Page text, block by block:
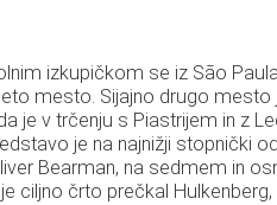
izkupičkom se iz São
mesto. Sijajno drugo mesto
je v trčenju s Piastrijem in z
je na najnižji stopnički
Bearman, na sedmem in
ciljno črto prečkal